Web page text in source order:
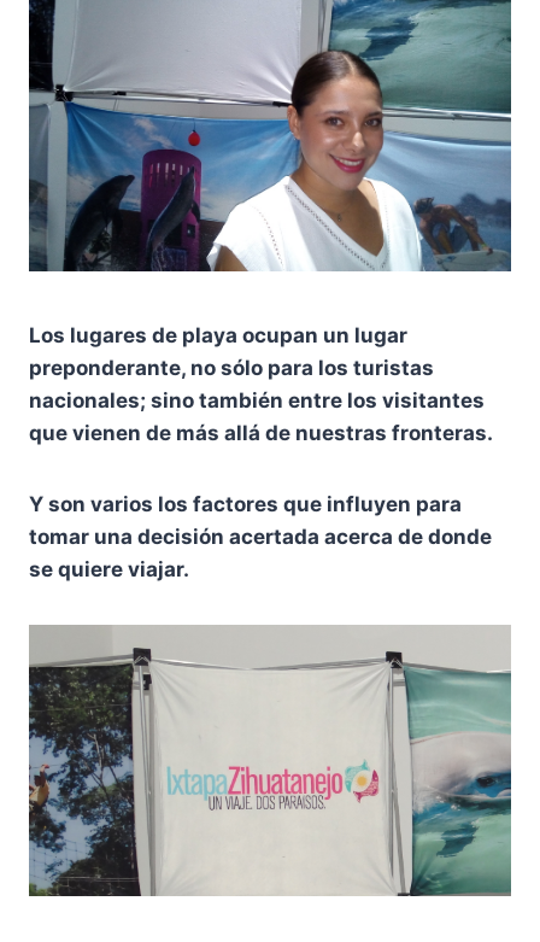
Los lugares de playa ocupan un lugar
preponderante, no sólo para los turistas
nacionales; sino también entre los visitantes
que vienen de más allá de nuestras fronteras.
Y son varios los factores que influyen para
tomar una decisión acertada acerca de donde
se quiere viajar.